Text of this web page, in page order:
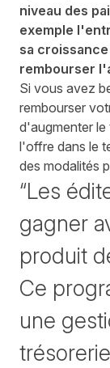
niveau des
exemple
sa
rembourser
Si vous avez
rembourser
d'augmenter
l'offre dans le
des modalités
“Les
gagner
produit
Ce
une